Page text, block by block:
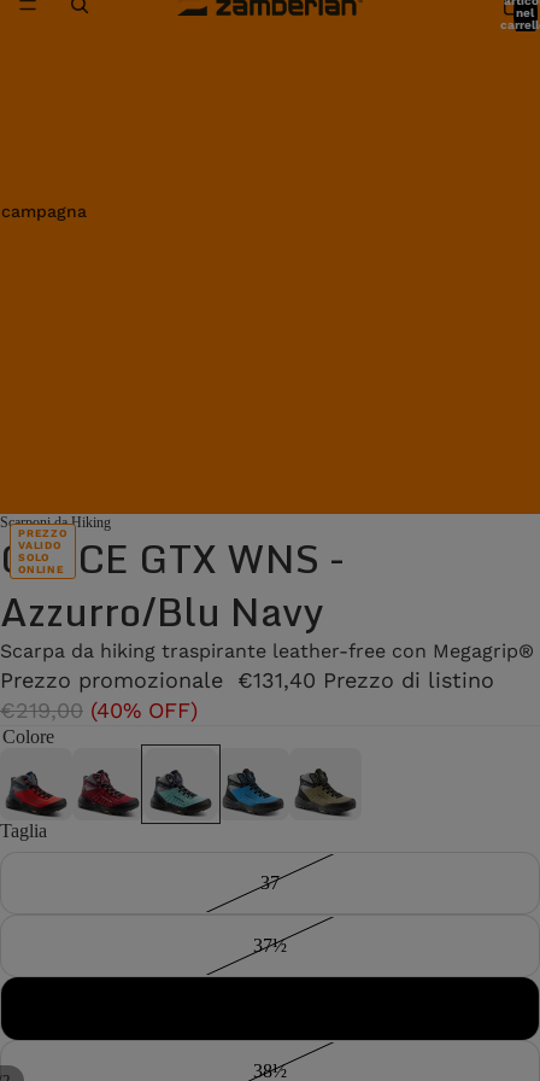
nel
PREZZO
VALIDO
SOLO
ONLINE
Scarponi da Hiking
CIRCE GTX WNS -
Azzurro/Blu Navy
Scarpa da hiking traspirante leather-free con Megagrip®
Prezzo promozionale €131,40 Prezzo di listino
€219,00 (40% OFF)
Colore
Taglia
37
37½
38½